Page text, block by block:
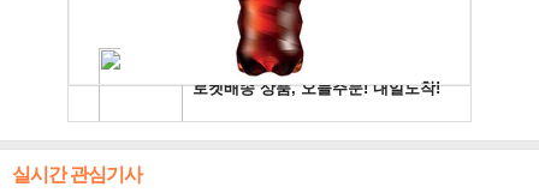
실시간 관심기사